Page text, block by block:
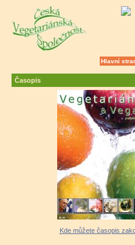
Hlavní
Časopis
Kde můžete časopis